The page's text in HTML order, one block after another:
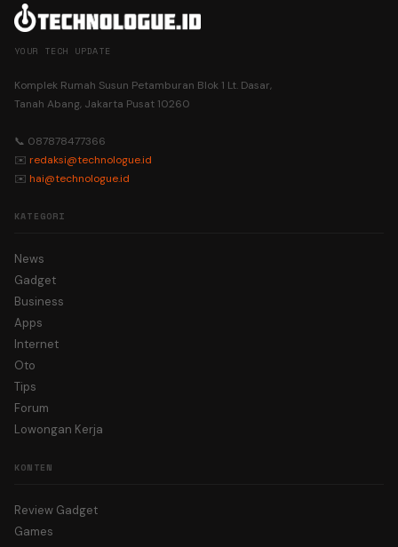
YOUR TECH UPDATE
Komplek Rumah Susun Petamburan Blok 1 Lt. Dasar,
Tanah Abang, Jakarta Pusat 10260
📞 087878477366
✉️ redaksi@technologue.id
✉️ hai@technologue.id
KATEGORI
News
Gadget
Business
Apps
Internet
Oto
Tips
Forum
Lowongan Kerja
KONTEN
Review Gadget
Games